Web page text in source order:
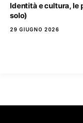
Identità e cultura, le
solo)
29 GIUGNO 2026